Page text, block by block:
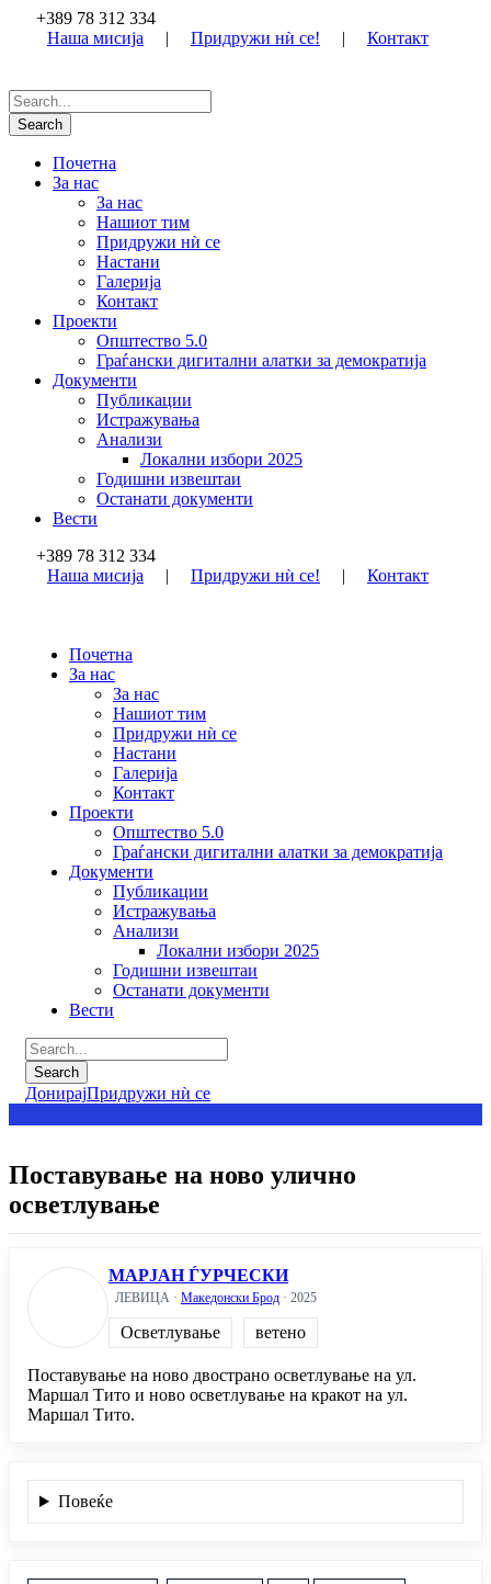
+389 78 312 334
Наша мисија
| Придружи нѝ се! | Контакт
Почетна
За нас
За нас
Нашиот тим
Придружи нѝ се
Настани
Галерија
Контакт
Проекти
Општество 5.0
Граѓански дигитални алатки за демократија
Документи
Публикации
Истражувања
Анализи
Локални избори 2025
Годишни извештаи
Останати документи
Вести
+389 78 312 334
Наша мисија
| Придружи нѝ се! | Контакт
Почетна
За нас
За нас
Нашиот тим
Придружи нѝ се
Настани
Галерија
Контакт
Проекти
Општество 5.0
Граѓански дигитални алатки за демократија
Документи
Публикации
Истражувања
Анализи
Локални избори 2025
Годишни извештаи
Останати документи
Вести
ДонирајПридружи нѝ се
Поставување на ново улично
осветлување
МАРЈАН ЃУРЧЕСКИ
ЛЕВИЦА · Македонски Брод · 2025
Осветлување ветено
Поставување на ново двострано осветлување на ул.
Маршал Тито и ново осветлување на кракот на ул.
Маршал Тито.
Повеќе